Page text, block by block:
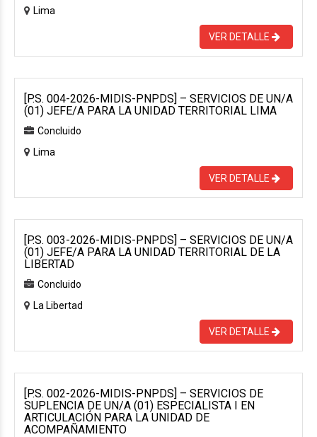
Lima
VER DETALLE
[P.S. 004-2026-MIDIS-PNPDS] – SERVICIOS DE UN/A
(01) JEFE/A PARA LA UNIDAD TERRITORIAL LIMA
Concluido
Lima
VER DETALLE
[P.S. 003-2026-MIDIS-PNPDS] – SERVICIOS DE UN/A
(01) JEFE/A PARA LA UNIDAD TERRITORIAL DE LA
LIBERTAD
Concluido
La Libertad
VER DETALLE
[P.S. 002-2026-MIDIS-PNPDS] – SERVICIOS DE
SUPLENCIA DE UN/A (01) ESPECIALISTA I EN
ARTICULACIÓN PARA LA UNIDAD DE
ACOMPAÑAMIENTO